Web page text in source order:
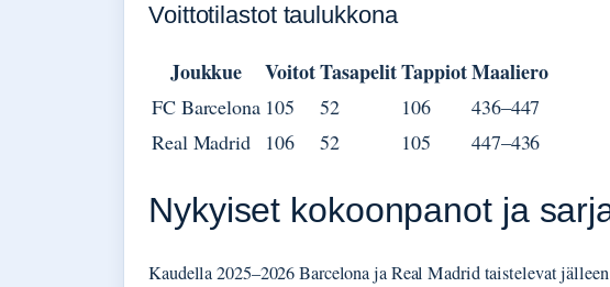
Voittotilastot taulukkona
Joukkue VoitotTasapelitTappiotMaaliero
FC Barcelona 105 52 106
436–447
Real Madrid
106 52 105 447–436
Nykyiset kokoonpanot ja
Kaudella 2025–2026 Barcelona ja Real Madrid taistelevat